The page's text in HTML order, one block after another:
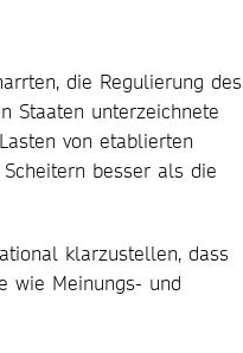
die Regulierung des
Staaten unterzeichnete
von etablierten
besser als die
klarzustellen, dass
wie Meinungs- und